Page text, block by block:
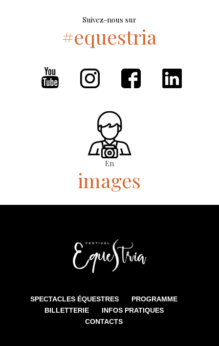
Suivez-nous sur
#equestria
En
images
SPECTACLES ÉQUESTRES
PROGRAMME
BILLETTERIE
INFOS PRATIQUES
CONTACTS